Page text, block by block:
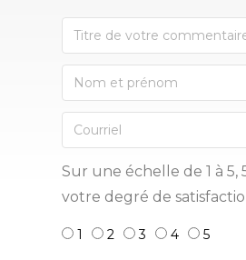
Sur une échelle de 1 à
votre degré de
1 2 3 4 5